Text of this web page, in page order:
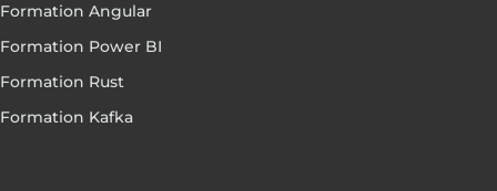
Formation Angular
Formation Power BI
Formation Rust
Formation Kafka